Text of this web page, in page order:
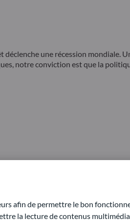
une récession mondiale.
notre conviction est que la
de marché et détaille
afin de permettre le bon
la lecture de contenus